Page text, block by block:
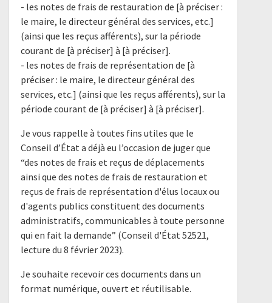
- les notes de frais de restauration de [à préciser :
le maire, le directeur général des services, etc.]
(ainsi que les reçus afférents), sur la période
courant de [à préciser] à [à préciser].
- les notes de frais de représentation de [à
préciser : le maire, le directeur général des
services, etc.] (ainsi que les reçus afférents), sur la
période courant de [à préciser] à [à préciser].
Je vous rappelle à toutes fins utiles que le
Conseil d’État a déjà eu l’occasion de juger que
“des notes de frais et reçus de déplacements
ainsi que des notes de frais de restauration et
reçus de frais de représentation d'élus locaux ou
d'agents publics constituent des documents
administratifs, communicables à toute personne
qui en fait la demande” (Conseil d'État 52521,
lecture du 8 février 2023).
Je souhaite recevoir ces documents dans un
format numérique, ouvert et réutilisable.